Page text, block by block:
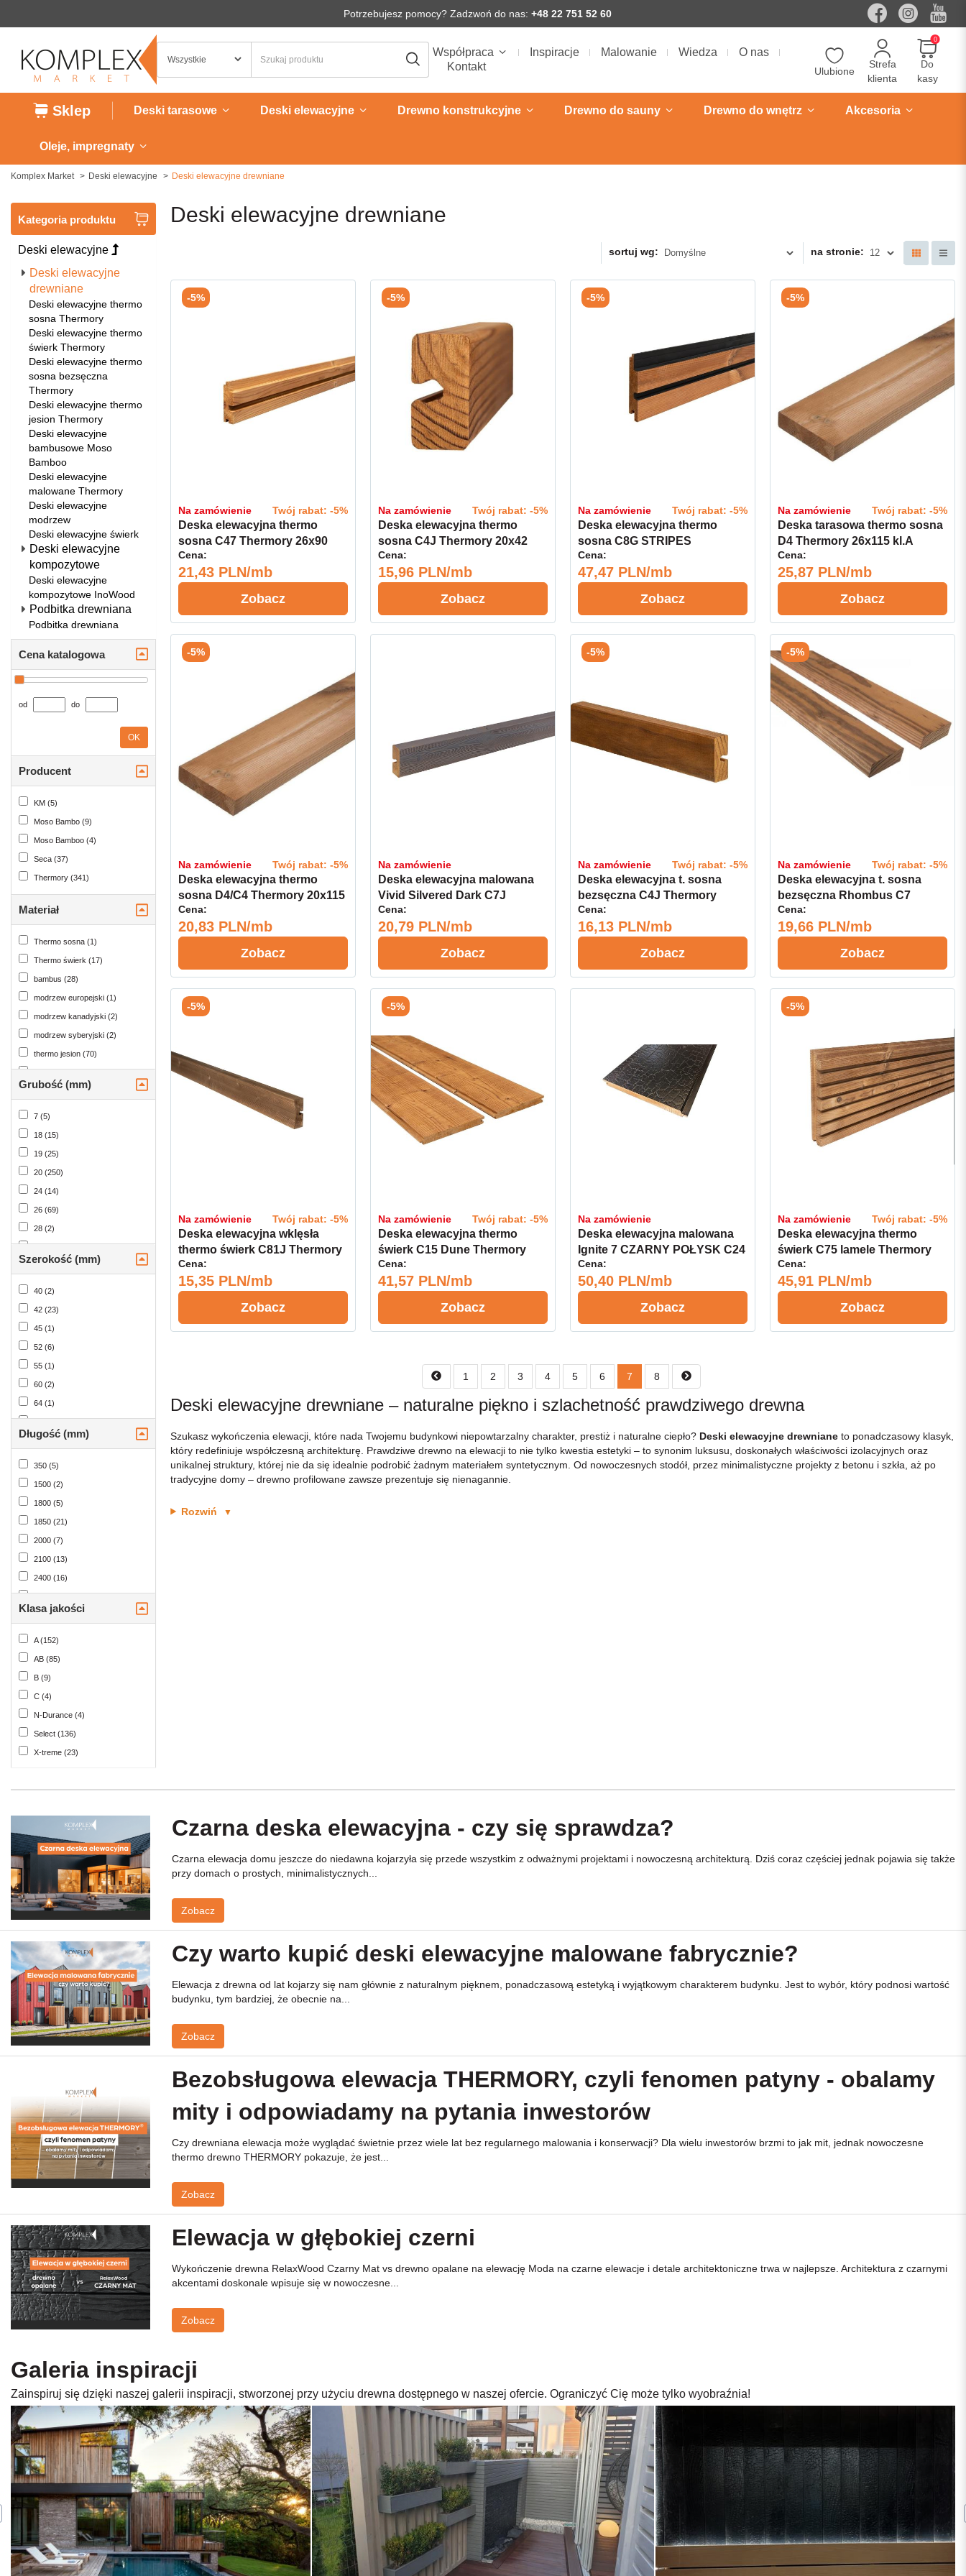
Potrzebujesz pomocy? Zadzwoń do nas: +48 22 751 52 60
Współpraca Inspiracje Malowanie Wiedza
O nas
Kontakt
Ulubione
Strefa
klienta
0
Do
kasy
Sklep Deski tarasowe Deski elewacyjne Drewno konstrukcyjne Drewno do sauny Drewno do wnętrz Akcesoria
Oleje, impregnaty
Komplex Market Deski elewacyjne Deski elewacyjne drewniane
Deski elewacyjne drewniane
sortuj wg: na stronie:
-5%
Na zamówienie Twój rabat: -5%
Deska elewacyjna thermo
sosna C47 Thermory 26x90
kl.A
Cena:
21,43 PLN/mb
Zobacz
-5%
Na zamówienie Twój rabat: -5%
Deska elewacyjna thermo
sosna C4J Thermory 20x42
kl.A
Cena:
15,96 PLN/mb
Zobacz
-5%
Na zamówienie Twój rabat: -5%
Deska elewacyjna thermo
sosna C8G STRIPES
Thermory 26x140 kl.A
Cena:
47,47 PLN/mb
Zobacz
-5%
Na zamówienie Twój rabat: -5%
Deska tarasowa thermo sosna
D4 Thermory 26x115 kl.A
Cena:
25,87 PLN/mb
Zobacz
-5%
Na zamówienie Twój rabat: -5%
Deska elewacyjna thermo
sosna D4/C4 Thermory 20x115
kl.A
Cena:
20,83 PLN/mb
Zobacz
Na zamówienie
Deska elewacyjna malowana
Vivid Silvered Dark C7J
Thermory 20x65 kl.A
Cena:
20,79 PLN/mb
Zobacz
-5%
Na zamówienie Twój rabat: -5%
Deska elewacyjna t. sosna
bezsęczna C4J Thermory
GRAD 20x40 Select
Cena:
16,13 PLN/mb
Zobacz
-5%
Na zamówienie Twój rabat: -5%
Deska elewacyjna t. sosna
bezsęczna Rhombus C7
Thermory 20x65 Select
Cena:
19,66 PLN/mb
Zobacz
-5%
Na zamówienie Twój rabat: -5%
Deska elewacyjna wklęsła
thermo świerk C81J Thermory
26x65 kl. A
Cena:
15,35 PLN/mb
Zobacz
-5%
Na zamówienie Twój rabat: -5%
Deska elewacyjna thermo
świerk C15 Dune Thermory
20x186 kl. AB
Cena:
41,57 PLN/mb
Zobacz
Na zamówienie
Deska elewacyjna malowana
Ignite 7 CZARNY POŁYSK C24
Thermory kl.AB "drewno
opalane"
Cena:
50,40 PLN/mb
Zobacz
-5%
Na zamówienie Twój rabat: -5%
Deska elewacyjna thermo
świerk C75 lamele Thermory
26x185 kl.AB
Cena:
45,91 PLN/mb
Zobacz
1 2 3 4 5 6 7 8
Deski elewacyjne drewniane – naturalne piękno i szlachetność prawdziwego drewna
Szukasz wykończenia elewacji, które nada Twojemu budynkowi niepowtarzalny charakter, prestiż i naturalne ciepło? Deski elewacyjne drewniane to ponadczasowy klasyk,
który redefiniuje współczesną architekturę. Prawdziwe drewno na elewacji to nie tylko kwestia estetyki – to synonim luksusu, doskonałych właściwości izolacyjnych oraz
unikalnej struktury, której nie da się idealnie podrobić żadnym materiałem syntetycznym. Od nowoczesnych stodół, przez minimalistyczne projekty z betonu i szkła, aż po
tradycyjne domy – drewno profilowane zawsze prezentuje się nienagannie.
Rozwiń ▼
Kategoria produktu
Deski elewacyjne
Deski elewacyjne
drewniane
Deski elewacyjne thermo
sosna Thermory
Deski elewacyjne thermo
świerk Thermory
Deski elewacyjne thermo
sosna bezsęczna
Thermory
Deski elewacyjne thermo
jesion Thermory
Deski elewacyjne
bambusowe Moso
Bamboo
Deski elewacyjne
malowane Thermory
Deski elewacyjne
modrzew
Deski elewacyjne świerk
Deski elewacyjne
kompozytowe
Deski elewacyjne
kompozytowe InoWood
Podbitka drewniana
Podbitka drewniana
Cena katalogowa
od do
OK
Producent
KM (5)
Moso Bambo (9)
Moso Bamboo (4)
Seca (37)
Thermory (341)
Materiał
Thermo sosna (1)
Thermo świerk (17)
bambus (28)
modrzew europejski (1)
modrzew kanadyjski (2)
modrzew syberyjski (2)
thermo jesion (70)
thermo sosna bezsęczna (66)
Grubość (mm)
7 (5)
18 (15)
19 (25)
20 (250)
24 (14)
26 (69)
28 (2)
Szerokość (mm)
40 (2)
42 (23)
45 (1)
52 (6)
55 (1)
60 (2)
64 (1)
67 (9)
100 (3)
115 (35)
118 (4)
119 (1)
125 (1)
132 (18)
145 (1)
150 (3)
155 (8)
170 (1)
178 (1)
186 (24)
Długość (mm)
350 (5)
1500 (2)
1800 (5)
1850 (21)
2000 (7)
2100 (13)
2400 (16)
2950 (1)
4550 (1)
4750 (3)
4800 (32)
5000 (7)
5070 (1)
5100 (22)
5350 (1)
5400 (8)
5700 (1)
Klasa jakości
A (152)
AB (85)
B (9)
C (4)
N-Durance (4)
Select (136)
X-treme (23)
Czarna deska elewacyjna - czy się sprawdza?
Czarna elewacja domu jeszcze do niedawna kojarzyła się przede wszystkim z odważnymi projektami i nowoczesną architekturą. Dziś coraz częściej jednak pojawia się także
przy domach o prostych, minimalistycznych...
Zobacz
Czy warto kupić deski elewacyjne malowane fabrycznie?
Elewacja z drewna od lat kojarzy się nam głównie z naturalnym pięknem, ponadczasową estetyką i wyjątkowym charakterem budynku. Jest to wybór, który podnosi wartość
budynku, tym bardziej, że obecnie na...
Zobacz
Bezobsługowa elewacja THERMORY, czyli fenomen patyny - obalamy
mity i odpowiadamy na pytania inwestorów
Czy drewniana elewacja może wyglądać świetnie przez wiele lat bez regularnego malowania i konserwacji? Dla wielu inwestorów brzmi to jak mit, jednak nowoczesne
thermo drewno THERMORY pokazuje, że jest...
Zobacz
Elewacja w głębokiej czerni
Wykończenie drewna RelaxWood Czarny Mat vs drewno opalane na elewację Moda na czarne elewacje i detale architektoniczne trwa w najlepsze. Architektura z czarnymi
akcentami doskonale wpisuje się w nowoczesne...
Zobacz
Galeria inspiracji
Zainspiruj się dzięki naszej galerii inspiracji, stworzonej przy użyciu drewna dostępnego w naszej ofercie. Ograniczyć Cię może tylko wyobraźnia!